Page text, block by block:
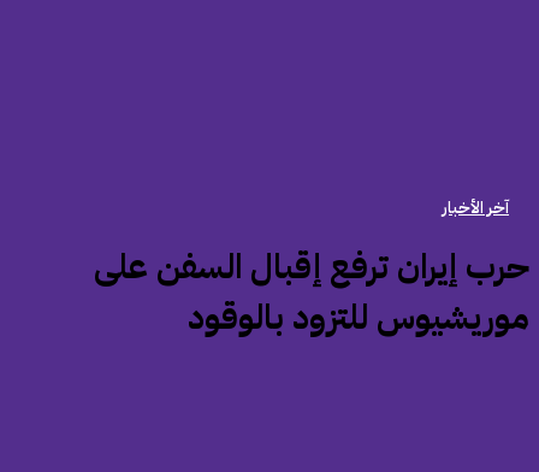
آخر الأخبار
إيران ترفع إقبال السفن على
للتزود بالوقود